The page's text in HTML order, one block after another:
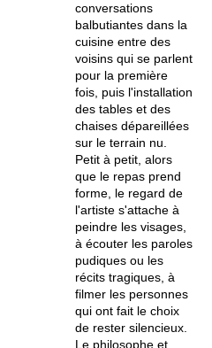
conversations
balbutiantes dans la
cuisine entre des
voisins qui se parlent
pour la première
fois, puis l'installation
des tables et des
chaises dépareillées
sur le terrain nu.
Petit à petit, alors
que le repas prend
forme, le regard de
l'artiste s'attache à
peindre les visages,
à écouter les paroles
pudiques ou les
récits tragiques, à
filmer les personnes
qui ont fait le choix
de rester silencieux.
Le philosophe et